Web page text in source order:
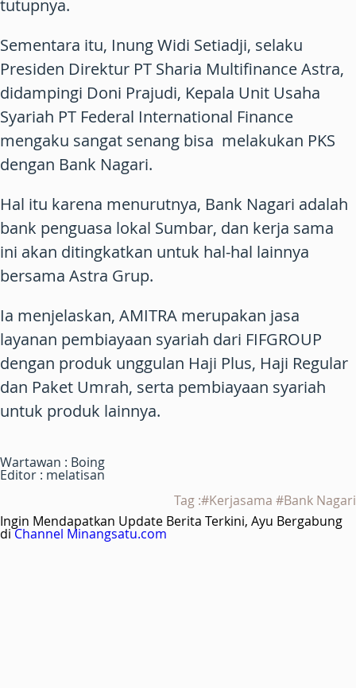
tutupnya.
Sementara itu, Inung Widi Setiadji, selaku
Presiden Direktur PT Sharia Multifinance Astra,
didampingi Doni Prajudi, Kepala Unit Usaha
Syariah PT Federal International Finance
mengaku sangat senang bisa melakukan PKS
dengan Bank Nagari.
Hal itu karena menurutnya, Bank Nagari adalah
bank penguasa lokal Sumbar, dan kerja sama
ini akan ditingkatkan untuk hal-hal lainnya
bersama Astra Grup.
Ia menjelaskan, AMITRA merupakan jasa
layanan pembiayaan syariah dari FIFGROUP
dengan produk unggulan Haji Plus, Haji Regular
dan Paket Umrah, serta pembiayaan syariah
untuk produk lainnya.
Wartawan : Boing
Editor : melatisan
Tag :#Kerjasama #Bank Nagari
Ingin Mendapatkan Update Berita Terkini, Ayu Bergabung
diChannel Minangsatu.com